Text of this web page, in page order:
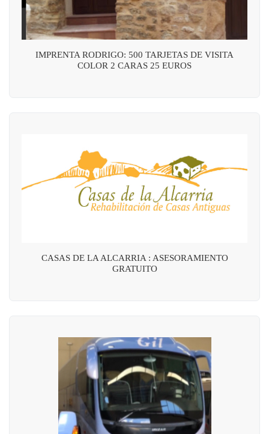
IMPRENTA RODRIGO: 500 TARJETAS DE VISITA
COLOR 2 CARAS 25 EUROS
CASAS DE LA ALCARRIA : ASESORAMIENTO
GRATUITO